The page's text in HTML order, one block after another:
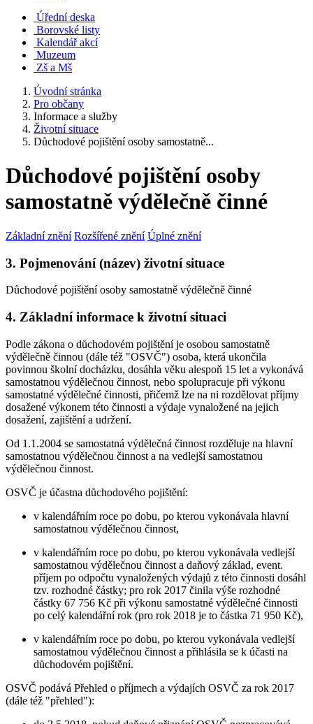
Úřední deska
Borovské listy
Kalendář akcí
Muzeum
Zš a Mš
Úvodní stránka
Pro občany
Informace a služby
Životní situace
Důchodové pojištění osoby samostatně...
Důchodové pojištění osoby
samostatně výdělečně činné
Základní znění Rozšířené znění Úplné znění
3. Pojmenování (název) životní situace
Důchodové pojištění osoby samostatně výdělečně činné
4. Základní informace k životní situaci
Podle zákona o důchodovém pojištění je osobou samostatně
výdělečně činnou (dále též "OSVČ") osoba, která ukončila
povinnou školní docházku, dosáhla věku alespoň 15 let a vykonává
samostatnou výdělečnou činnost, nebo spolupracuje při výkonu
samostatné výdělečné činnosti, přičemž lze na ni rozdělovat příjmy
dosažené výkonem této činnosti a výdaje vynaložené na jejich
dosažení, zajištění a udržení.
Od 1.1.2004 se samostatná výdělečná činnost rozděluje na hlavní
samostatnou výdělečnou činnost a na vedlejší samostatnou
výdělečnou činnost.
OSVČ je účastna důchodového pojištění:
v kalendářním roce po dobu, po kterou vykonávala hlavní
samostatnou výdělečnou činnost,
v kalendářním roce po dobu, po kterou vykonávala vedlejší
samostatnou výdělečnou činnost a daňový základ, event.
příjem po odpočtu vynaložených výdajů z této činnosti dosáhl
tzv. rozhodné částky; pro rok 2017 činila výše rozhodné
částky 67 756 Kč při výkonu samostatné výdělečné činnosti
po celý kalendářní rok (pro rok 2018 je to částka 71 950 Kč),
v kalendářním roce po dobu, po kterou vykonávala vedlejší
samostatnou výdělečnou činnost a přihlásila se k účasti na
důchodovém pojištění.
OSVČ podává Přehled o příjmech a výdajích OSVČ za rok 2017
(dále též "přehled"):